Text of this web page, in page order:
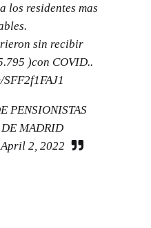
los residentes mas
sin recibir
)con COVID..
PENSIONISTAS
MADRID
April 2, 2022